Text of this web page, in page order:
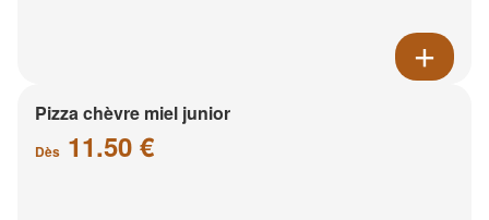
Pizza chèvre miel junior
Dès 11.50 €